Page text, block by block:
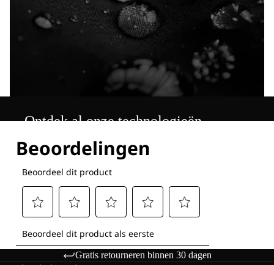
Ontdek al onze technologieën
Gratis retourneren binnen 30 dagen